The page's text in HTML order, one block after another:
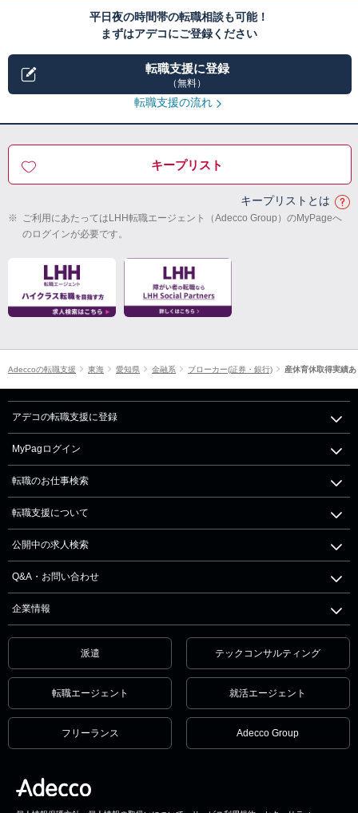
平日夜の時間帯の転職相談も可能！
まずはアデコにご登録ください
転職支援に登録
（無料）
転職支援の流れ
キープリスト
キープリストとは
※ ご利用にあたってはLHH転職エージェント（Adecco Group）のMyPageへ
のログインが必要です。
Adeccoの転職支援 東海 愛知県 金融系 ブローカー(証券・銀行) 産休育休取得実績あ
アデコの転職支援に登録
MyPagログイン
転職のお仕事検索
転職支援について
公開中の求人検索
Q&A・お問い合わせ
企業情報
派遣 テックコンサルティング
転職エージェント 就活エージェント
フリーランス Adecco Group